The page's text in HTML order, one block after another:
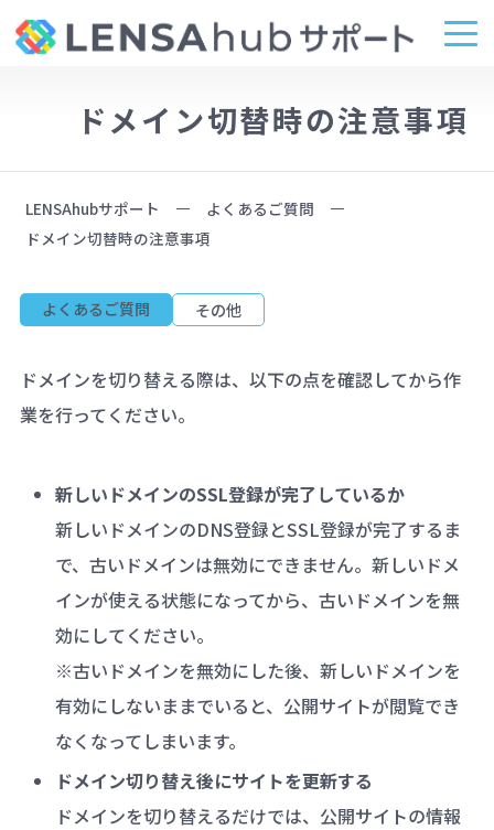
ドメイン切替時の注意事項
LENSAhubサポート
よくあるご質問
ドメイン切替時の注意事項
よくあるご質問 その他
ドメインを切り替える際は、以下の点を確認してから作
業を行ってください。
新しいドメインのSSL登録が完了しているか
新しいドメインのDNS登録とSSL登録が完了するま
で、古いドメインは無効にできません。新しいドメ
インが使える状態になってから、古いドメインを無
効にしてください。
※古いドメインを無効にした後、新しいドメインを
有効にしないままでいると、公開サイトが閲覧でき
なくなってしまいます。
ドメイン切り替え後にサイトを更新する
ドメインを切り替えるだけでは、公開サイトの情報